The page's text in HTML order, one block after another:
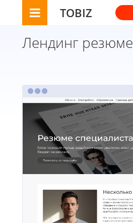
TOBIZ
Лендинг резюме